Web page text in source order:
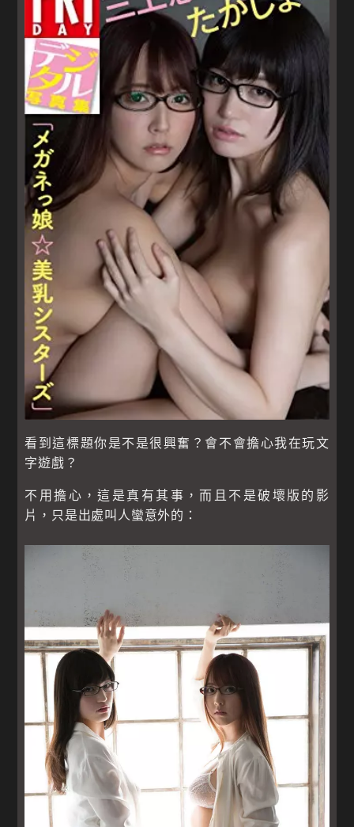
看到這標題你是不是很興奮？會不會擔心我在玩文
字遊戲？
不用擔心，這是真有其事，而且不是破壞版的影
片，只是出處叫人蠻意外的：